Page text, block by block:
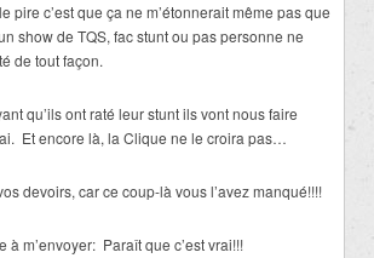
pire c’est que ça ne m’étonnerait même pas que
show de TQS, fac stunt ou pas personne ne
de tout façon.
qu’ils ont raté leur stunt ils vont nous faire
Et encore là, la Clique ne le croira pas…
devoirs, car ce coup-là vous l’avez manqué!!!!
à m’envoyer: Paraît que c’est vrai!!!